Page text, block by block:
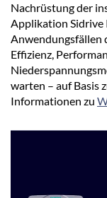
Nachrüstung der
Applikation Sidrive
Anwendungsfällen
Effizienz,
warten – auf Basis
Informationen zu